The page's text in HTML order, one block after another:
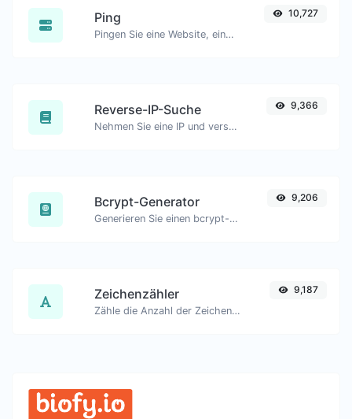
Ping
Pingen Sie eine Website, einen Server oder einen Port.
10,727
Reverse-IP-Suche
Nehmen Sie eine IP und versuchen Sie, die damit verbundene Domain/Host zu finden.
9,366
Bcrypt-Generator
Generieren Sie einen bcrypt-Passworthash für jede Zeichenfolge.
9,206
Zeichenzähler
Zähle die Anzahl der Zeichen und Wörter eines gegebenen Textes.
9,187